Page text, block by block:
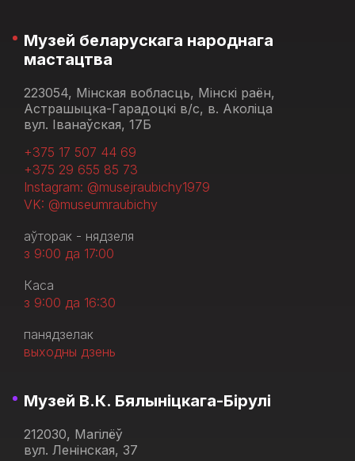
Музей беларускага народнага
мастацтва
223054, Мінская вобласць, Мінскі раён,
Астрашыцка-Гарадоцкі в/с, в. Аколіца
вул. Іванаўская, 17Б
+375 17 507 44 69
+375 29 655 85 73
Instagram: @musejraubichy1979
VK: @museumraubichy
аўторак - нядзеля
з 9:00 да 17:00
Каса
з 9:00 да 16:30
панядзелак
выходны дзень
Музей В.К. Бялыніцкага-Бірулі
212030, Магілёў
вул. Ленінская, 37